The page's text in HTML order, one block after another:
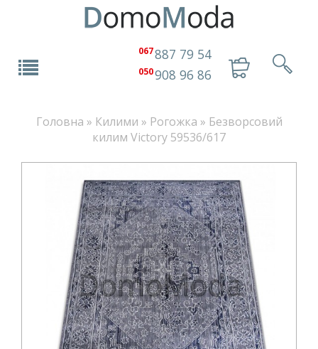
067887 79 54
050908 96 86
Головна » Килими » Рогожка » Безворсовий
килим Victory 59536/617